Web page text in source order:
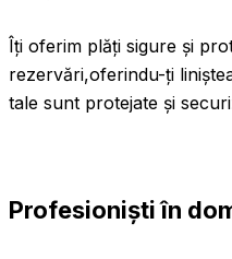
Îți oferim plăți sigure și
rezervări,oferindu-ți
tale sunt protejate și
Profesioniști în